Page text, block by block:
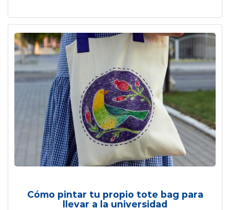
Cómo pintar tu propio tote bag para
llevar a la universidad